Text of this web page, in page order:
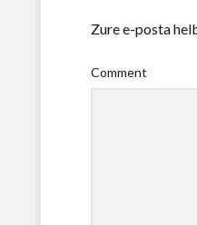
Zure e-posta
Comment